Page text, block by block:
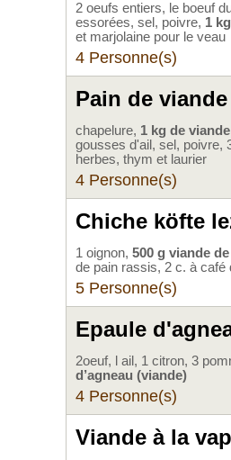
2 oeufs entiers, le boeuf
essorées, sel, poivre, 1
et marjolaine pour le veau
4 Personne(s)
Pain de
chapelure, 1 kg de
gousses d'ail, sel, poivre,
herbes, thym et laurier
4 Personne(s)
Chiche köfte
1 oignon, 500 g viande
de pain rassis, 2 c. à café
5 Personne(s)
Epaule
2oeuf, l ail, 1 citron, 3
d’agneau (viande)
4 Personne(s)
Viande à la